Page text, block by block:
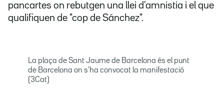
pancartes on rebutgen una llei d'amnistia i el que
qualifiquen de "cop de Sánchez".
La plaça de Sant Jaume de Barcelona és el punt
de Barcelona on s'ha convocat la manifestació
(3Cat)